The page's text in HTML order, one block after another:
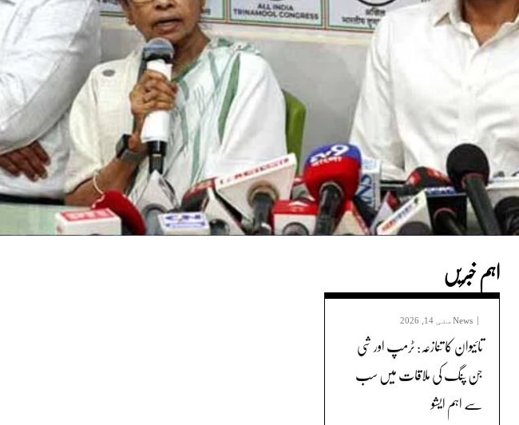
اہم خبریں
News مئی 14, 2026
تائیوان کا تنازعہ: ٹرمپ اور شی
جن پنگ کی ملاقات میں سب
سے اہم ایشو